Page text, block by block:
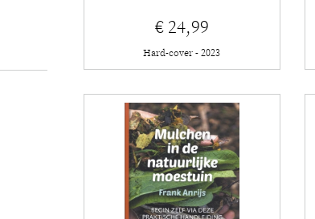
€ 24,99
Hard-cover - 2023